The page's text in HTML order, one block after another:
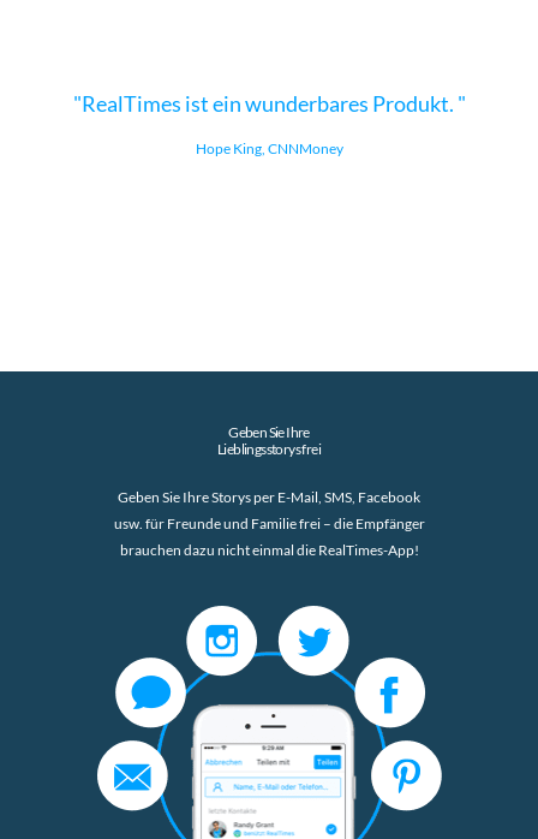
Geben Sie Ihre
Geben Sie Ihre Storys per E-Mail, SMS, Facebook
usw. für Freunde und Familie frei – die Empfänger